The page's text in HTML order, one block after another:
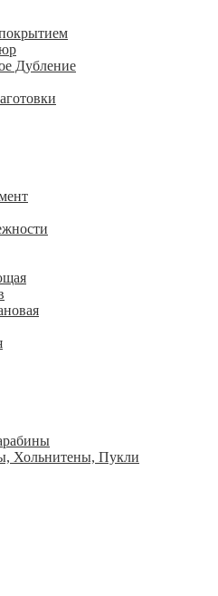
Дубление
Хольнитены, Пукли